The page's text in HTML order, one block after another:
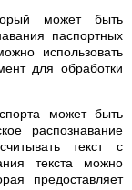
может быть
паспортных
использовать
для обработки
может быть
распознавание
текст с
текста можно
предоставляет